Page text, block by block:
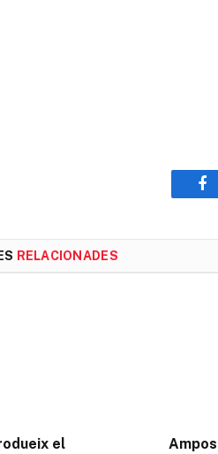
RELACIONADES
el